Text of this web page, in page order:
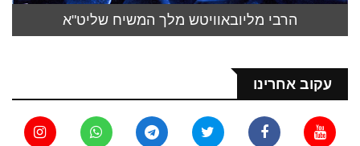
הרבי מליובאוויטש מלך המשיח שליט"א
עקוב אחרינו